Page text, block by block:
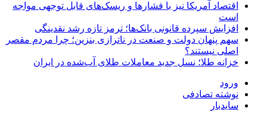
اقتصاد آمریکا نیز با فشارها و ریسک‌های قابل توجهی مواجه
است
افزایش سپرده قانونی بانک‌ها؛ ترمز تازه رشد نقدینگی
سهم پنهان دولت و صنعت در ناترازی بنزین؛ چرا مردم مقصر
اصلی نیستند؟
خزانه طلا؛ نسل جدید معاملات طلای آب‌شده در ایران
ورود
نوشته تصادفی
سایدبار